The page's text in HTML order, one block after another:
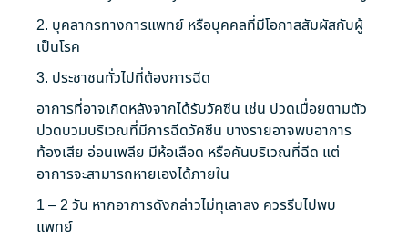
2. บุคลากรทางการแพทย์ หรือบุคคลที่มีโอกาสสัมผัสกับผู้
เป็นโรค
3. ประชาชนทั่วไปที่ต้องการฉีด
อาการที่อาจเกิดหลังจากได้รับวัคซีน เช่น ปวดเมื่อยตามตัว
ปวดบวมบริเวณที่มีการฉีดวัคซีน บางรายอาจพบอาการ
ท้องเสีย อ่อนเพลีย มีห้อเลือด หรือคันบริเวณที่ฉีด แต่
อาการจะสามารถหายเองได้ภายใน
1 – 2 วัน หากอาการดังกล่าวไม่ทุเลาลง ควรรีบไปพบ
แพทย์